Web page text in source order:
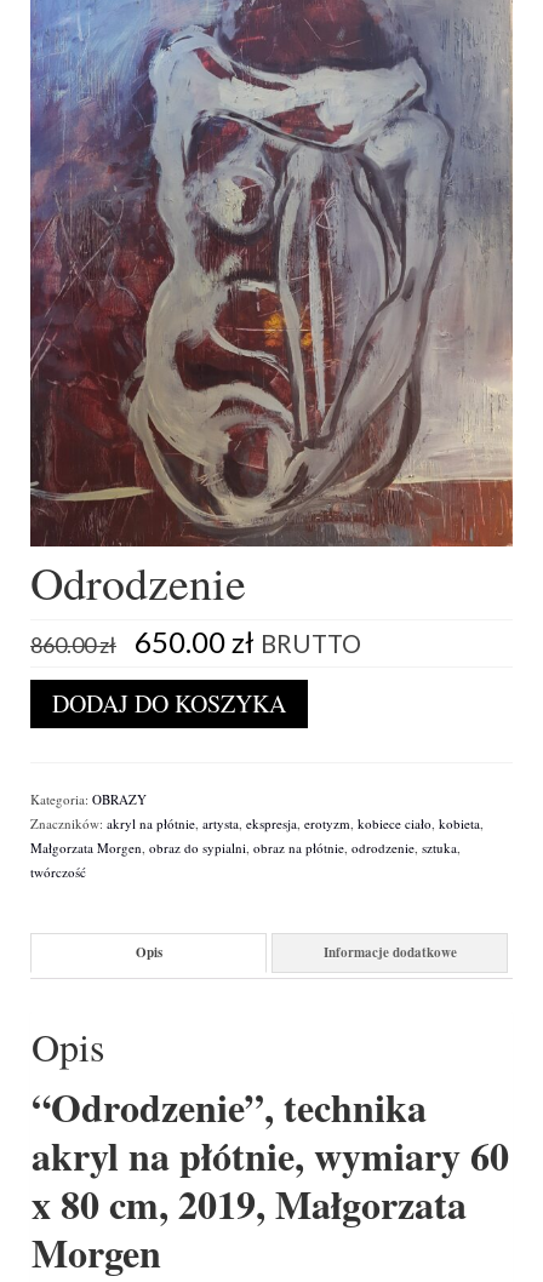
Odrodzenie
860.00zł Pierwotna
cena
wynosiła:
860.00 zł.
650.00zł Aktualna
cena
wynosi:
650.00 zł.
BRUTTO
ilość
Odrodzenie
DODAJ DO KOSZYKA
Kategoria: OBRAZY
Znaczników: akryl na płótnie artysta ekspresja erotyzm kobiece ciało kobieta
Małgorzata Morgen obraz do sypialni obraz na płótnie odrodzenie sztuka
twórczość
Opis Informacje dodatkowe
Opis
“Odrodzenie”, technika
akryl na płótnie, wymiary 60
x 80 cm, 2019, Małgorzata
Morgen